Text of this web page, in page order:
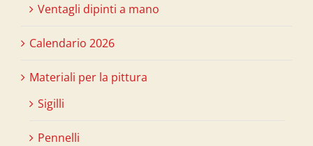
Ventagli dipinti a mano
Calendario 2026
Materiali per la pittura
Sigilli
Pennelli